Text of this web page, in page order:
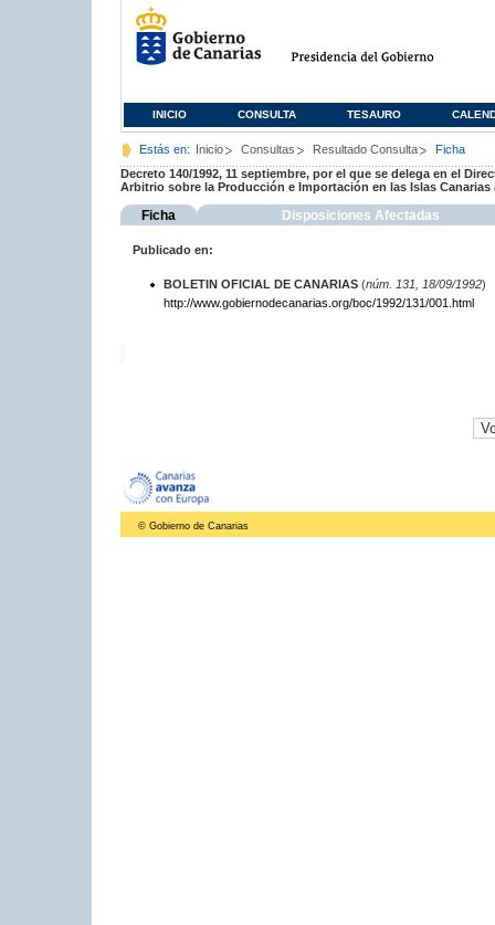
INICIO CONSULTA TESAURO
Estás en: Inicio Consultas Resultado Consulta
Ficha
Decreto 140/1992, 11 septiembre, por el que se delega en el
Arbitrio sobre la Producción e Importación en las Islas
Ficha Disposiciones Afectadas
Publicado en:
BOLETIN OFICIAL DE CANARIAS(núm. 131, 18/09/1992)
http://www.gobiernodecanarias.org/boc/1992/131/001.html
© Gobierno de Canarias